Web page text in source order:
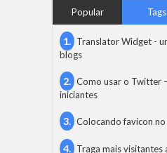
Popular Tags
Translator Widget -
blogs
Como usar o Twitter
iniciantes
Colocando favicon
Traga mais visitantes